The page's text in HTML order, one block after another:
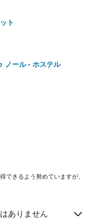
ト
ノール - ホステル
できるよう努めていますが、
ありません